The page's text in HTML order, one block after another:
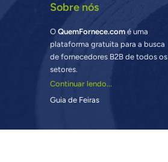
Sobre nós
OQuemFornece.com é uma
plataforma gratuita para a busca
de fornecedores B2B de todos os
setores.
Continuar lendo...
Guia de Feiras